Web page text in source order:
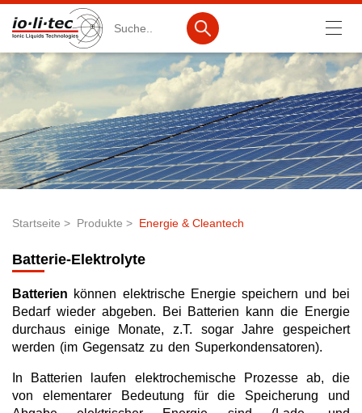
Produkte
Produktsuche
Katalog-Produkte
Ionische Flüssigkeiten
Batteriematerialien
Nanotech & Coatings
3M Products & IoLiTherm
Neue Produkte
Startseite Produkte Energie & Cleantech
Batterie-Elektrolyte
Batterien können elektrische Energie speichern und bei
Bedarf wieder abgeben. Bei Batterien kann die Energie
durchaus einige Monate, z.T. sogar Jahre gespeichert
werden (im Gegensatz zu den Superkondensatoren).
In Batterien laufen elektrochemische Prozesse ab, die
von elementarer Bedeutung für die Speicherung und